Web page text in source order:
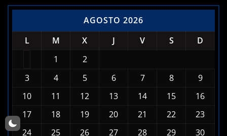
AGOSTO 2026
L
M X J V S
D
1
2
3
4 5 6 7 8
9
10
11 12 13 14 15
16
17
18 19 20 21 22
23